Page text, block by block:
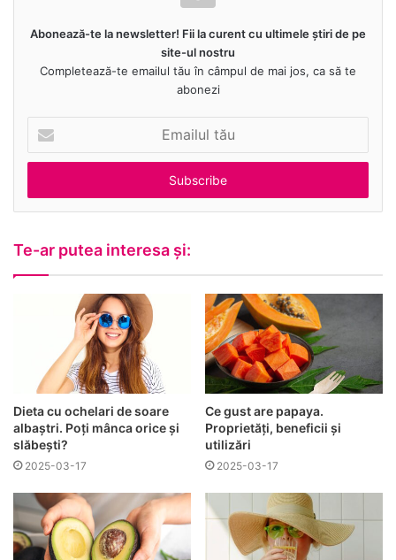
Abonează-te la newsletter! Fii la curent cu ultimele știri de pe
site-ul nostru
Completează-te emailul tău în câmpul de mai jos, ca să te
abonezi
a
l
t
ă
Te-ar putea interesa și:
Dieta cu ochelari de soare
albaștri. Poți mânca orice și
slăbești?
2025-03-17
Ce gust are papaya.
Proprietăți, beneficii și
utilizări
2025-03-17